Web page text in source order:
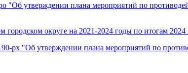
"Об утверждении плана мероприятий по
округе на 2021-2024 годы по итогам 2024
рх "Об утверждении плана мероприятий по